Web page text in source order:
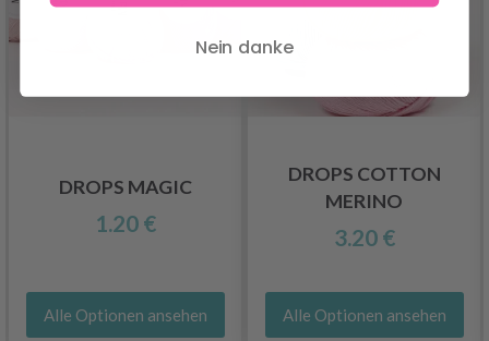
DROPS MAGIC
1.20 €
Alle Optionen ansehen
DROPS COTTON
MERINO
3.20 €
Alle Optionen ansehen
Nein danke